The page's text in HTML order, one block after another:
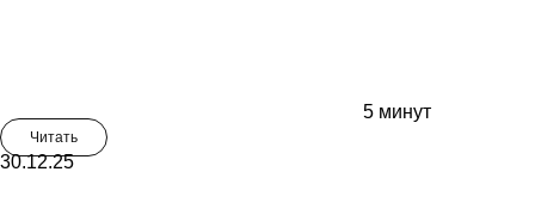
5 минут
Читать
30.12.25